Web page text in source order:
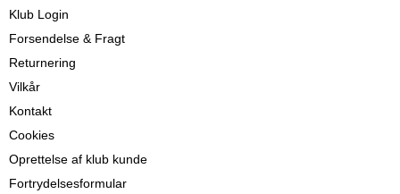
Klub Login
Forsendelse & Fragt
Returnering
Vilkår
Kontakt
Cookies
Oprettelse af klub kunde
Fortrydelsesformular